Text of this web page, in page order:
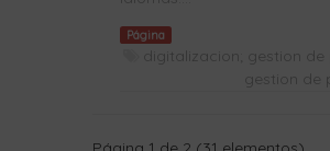
Página
digitalizacion; gestion de
gestion de